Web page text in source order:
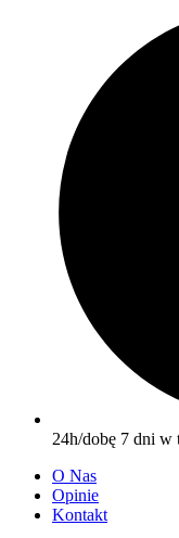
24h/dobę 7 dni w
O Nas
Opinie
Kontakt